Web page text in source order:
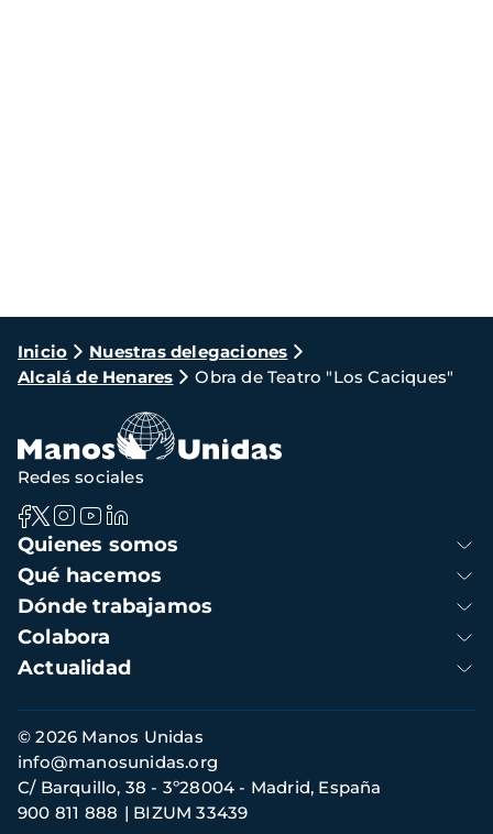
Ruta
de
navegación
Inicio
Nuestras delegaciones
Alcalá de Henares
Obra de Teatro "Los Caciques"
Navegación
principal
Quienes somos
Qué hacemos
Dónde trabajamos
Colabora
Actualidad
Redes sociales
Información
de
contacto
© 2026 Manos Unidas
C/ Barquillo, 38 - 3º28004 - Madrid, España
900 811 888
BIZUM 33439
info@manosunidas.org